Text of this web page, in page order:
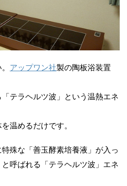
アップワン社製の陶板浴装置
テラヘルツ波」という温熱エネ
温めるだけです。
殊な「善玉酵素培養液」が入っ
呼ばれる「テラヘルツ波」エネ